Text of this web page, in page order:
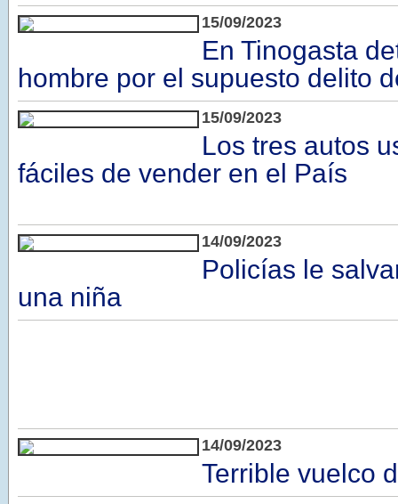
15/09/2023
En Tinogasta
hombre por el supuesto delito
15/09/2023
Los tres autos
fáciles de vender en el País
14/09/2023
Policías le
una niña
14/09/2023
Terrible vuelco